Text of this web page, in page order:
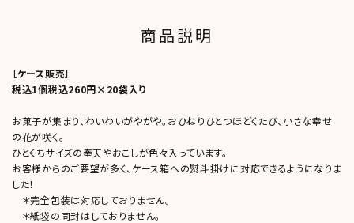
商品説明
［ケース販売］
税込1個税込260円×20袋入り
お菓子が集まり、わいわいがやがや。おひねりひとつほどくたび、小さな幸せ
の花が咲く。
ひとくちサイズの奉天やおこしが色々入っています。
お客様からのご要望が多く、ケース箱への熨斗掛けに対応できるようになりま
した！
＊完全包装は対応しておりません。
＊紙袋の同封はしておりません。